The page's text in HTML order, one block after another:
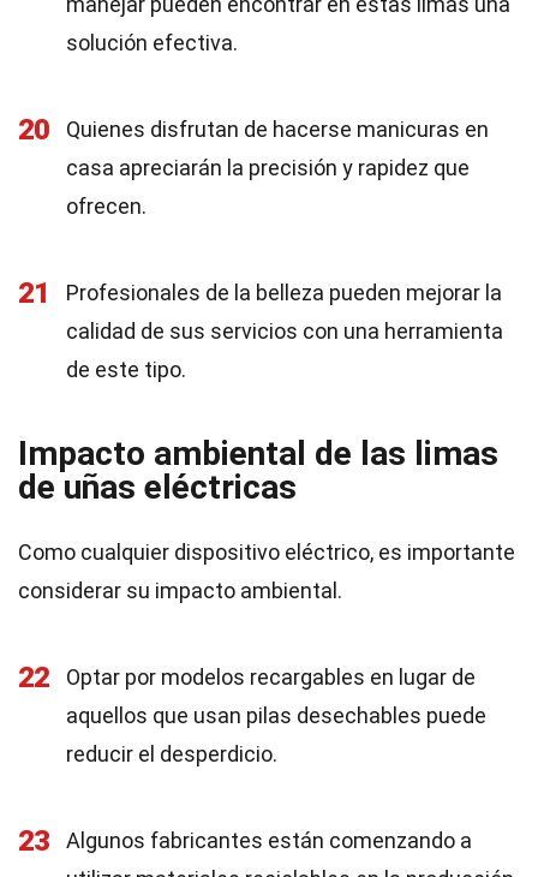
solución efectiva.
20
Quienes disfrutan de hacerse manicuras en
casa apreciarán la precisión y rapidez que
ofrecen.
21
Profesionales de la belleza pueden mejorar la
calidad de sus servicios con una herramienta
de este tipo.
Impacto ambiental de las limas
de uñas eléctricas
Como cualquier dispositivo eléctrico, es importante
considerar su impacto ambiental.
22
Optar por modelos recargables en lugar de
aquellos que usan pilas desechables puede
reducir el desperdicio.
23
Algunos fabricantes están comenzando a